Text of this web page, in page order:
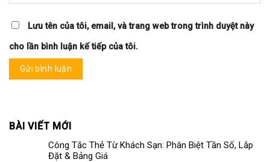
Lưu tên của tôi, email, và trang web trong trình duyệt này
cho lần bình luận kế tiếp của tôi.
BÀI VIẾT MỚI
Công Tắc Thẻ Từ Khách Sạn: Phân Biệt Tần Số, Lắp
Đặt & Bảng Giá